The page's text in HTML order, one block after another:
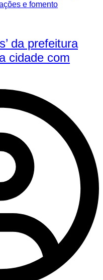
da prefeitura
cidade com